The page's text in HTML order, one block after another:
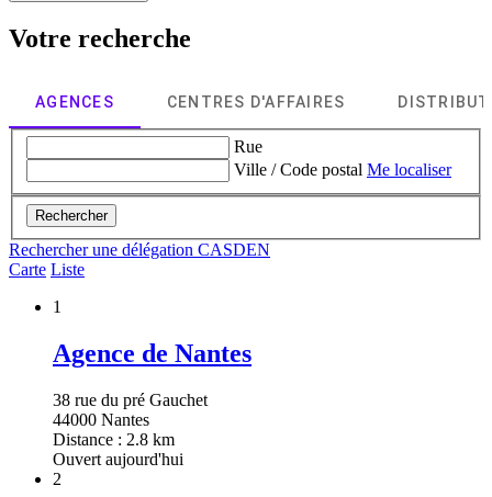
Votre recherche
AGENCES CENTRES D'AFFAIRES
Rue
Ville / Code postal Me localiser
Rechercher
Rechercher une délégation CASDEN
Carte Liste
1
Agence de Nantes
38 rue du pré Gauchet
44000 Nantes
Distance : 2.8 km
Ouvert aujourd'hui
2